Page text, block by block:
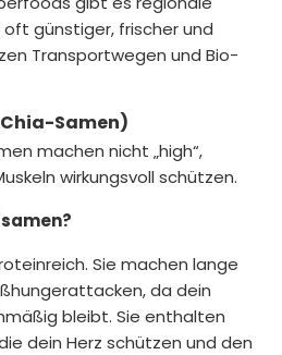
günstiger, frischer und
Transportwegen und Bio-
Samen)
machen nicht „high“,
wirkungsvoll schützen.
Sie machen lange
da dein
bleibt. Sie enthalten
dein Herz schützen und den